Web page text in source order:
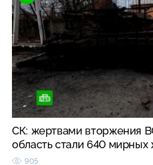
СК: жертвами вторжения
область стали 640 мирных
905